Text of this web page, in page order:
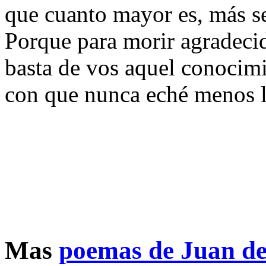
que cuanto mayor es, más
Porque para morir
basta de vos aquel
con que nunca eché menos
Mas poemas de Juan